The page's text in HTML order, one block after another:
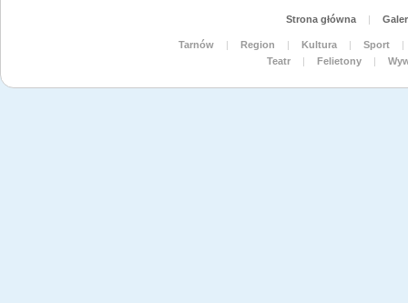
Strona główna |
Tarnów | Region | Kultura | Sport
|
Teatr
| Felietony |